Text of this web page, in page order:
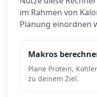
im Rahmen von
Planung einordnen
Makros
Plane Protein,
zu deinem Ziel.